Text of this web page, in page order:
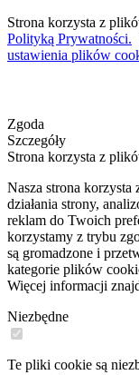
Strona korzysta z
Polityką Prywatności.
ustawienia plików
Zgoda
Szczegóły
Strona korzysta z
Nasza strona
działania strony,
reklam do Twoich
korzystamy z trybu
są gromadzone i
kategorie plików
Więcej informacji
Niezbędne
Te pliki cookie są